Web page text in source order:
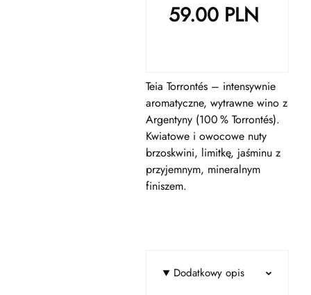
59.00PLN
Teia Torrontés – intensywnie
aromatyczne, wytrawne wino z
Argentyny (100 % Torrontés).
Kwiatowe i owocowe nuty
brzoskwini, limitkę, jaśminu z
przyjemnym, mineralnym
finiszem.
Dodatkowy opis